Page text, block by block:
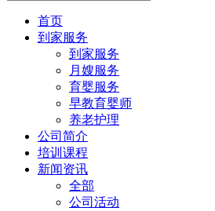
首页
到家服务
到家服务
月嫂服务
育婴服务
早教育婴师
养老护理
公司简介
培训课程
新闻资讯
全部
公司活动